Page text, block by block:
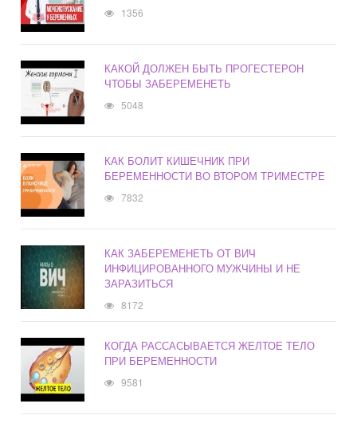
1356
КАКОЙ ДОЛЖЕН БЫТЬ ПРОГЕСТЕРОН
ЧТОБЫ ЗАБЕРЕМЕНЕТЬ
5048
КАК БОЛИТ КИШЕЧНИК ПРИ
БЕРЕМЕННОСТИ ВО ВТОРОМ ТРИМЕСТРЕ
7832
КАК ЗАБЕРЕМЕНЕТЬ ОТ ВИЧ
ИНФИЦИРОВАННОГО МУЖЧИНЫ И НЕ
ЗАРАЗИТЬСЯ
8172
КОГДА РАССАСЫВАЕТСЯ ЖЕЛТОЕ ТЕЛО
ПРИ БЕРЕМЕННОСТИ
9581